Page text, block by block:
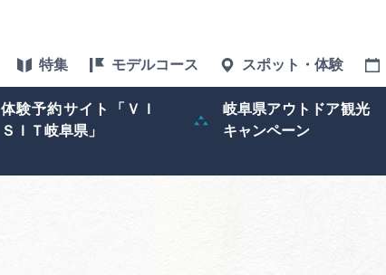
特集 モデルコース スポット・体験
体験予約サイト「ＶＩ
ＳＩＴ岐阜県」
岐阜県アウトドア観光
キャンペーン